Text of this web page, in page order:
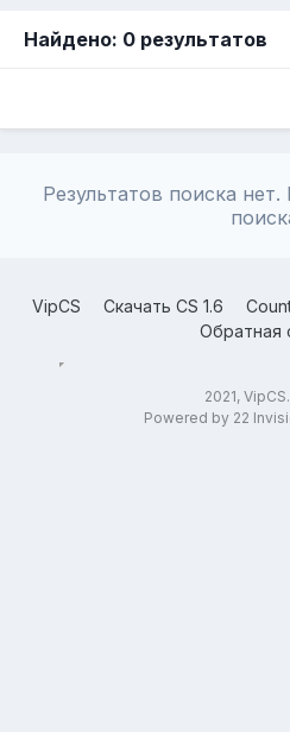
Найдено: 0 результатов
Результатов поиска
VipCS Скачать CS 1.6
Обратная
2021,
Powered by 22